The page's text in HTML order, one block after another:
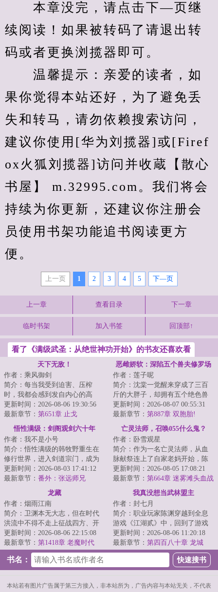
本章没完，请点击下—页继
续阅读！如果被转码了请退出转
码或者更换浏揽器即可。
温馨提示：亲爱的读者，如
果你觉得本站还好，为了避免丢
失和转马，请勿依赖搜索访问，
建议你使用[华为刘揽器]或[Firef
ox火狐刘揽器]访问并收蔵【散心
书屋】 m.32995.com。我们将会
持续为你更新，还建议你注册会
员使用书架功能追书阅读更方
便。
上一页 1 2 3 4 5 下—页
上一章 查看目录 下一章
临时书架 加入书签 回顶部↑
看了《满级武圣：从绝世神功开始》的书友还喜欢看
天下无敌！
作者：乘风御剑
简介：每当我受到迫害、压榨
时，我都会感到发自内心的高
兴、喜悦，因为，还有人敢迫害
我、压榨我，只能证...
更新时间：2026-08-06 19:30:56
最新章节： 第651章 止戈
恶雌娇软：深陷五个兽夫修罗场
作者：莲子呢
简介：沈棠一觉醒来穿成了三百
斤的大胖子，却拥有五个绝色兽
夫。美艳红狐，霸道黑狼，阴郁
白蛇，人鱼暴君...
更新时间：2026-08-07 00:55:31
最新章节： 第887章 双胞胎!
悟性满级：剑阁观剑六十年
作者：我不是小号
简介：悟性满级的韩牧野重生在
修行世界，进入剑道宗门，成为
看守剑阁的观剑人。剑阁中藏剑
十万，观剑人需...
更新时间：2026-08-03 17:41:12
最新章节： 番外：张远师兄
亡灵法师，召唤055什么鬼？
作者：卧雪观星
简介：作为一名亡灵法师，从血
脉献祭连上了自家老妈开始，陈
默的画风就彻底走歪了。别人召
唤僵尸，我家骷...
更新时间：2026-08-05 17:08:21
最新章节： 第664章 迷雾滩头血战
领主豁然开朗 瀚海漫卷红旗
龙藏
作者：烟雨江南
简介：卫渊本无大志，但在时代
洪流中不得不走上征战四方、开
疆辟土之路，直至关山踏尽，未
曾白头。不正经...
更新时间：2026-08-06 22:15:08
最新章节： 第1418章 老魔时代
我真没想当武林盟主
作者：封七月
简介：职业玩家陈渊穿越到全息
游戏《江湖贰》中，回到了游戏
刚开服时，成了新手村一个背景
板NPC。当陈渊...
更新时间：2026-08-06 11:20:18
最新章节： 第四百八十章 龙城
书名：
本站若有图片广告属于第三方接入，非本站所为，广告内容与本站无关，不代表